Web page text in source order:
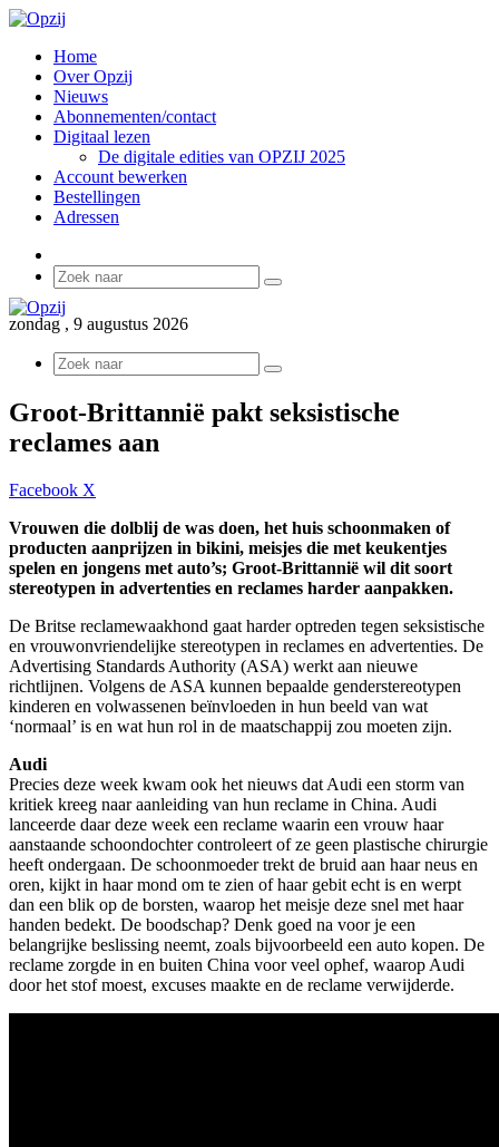
Home
Over Opzij
Nieuws
Abonnementen/contact
Digitaal lezen
De digitale edities van OPZIJ 2025
Account bewerken
Bestellingen
Adressen
Zoek
zondag , 9 augustus 2026
Zoek
Groot-Brittannië pakt seksistische
reclames aan
Facebook X
email
Vrouwen die dolblij de was doen, het huis schoonmaken of
producten aanprijzen in bikini, meisjes die met keukentjes
spelen en jongens met auto’s; Groot-Brittannië wil dit soort
stereotypen in advertenties en reclames harder aanpakken.
De Britse reclamewaakhond gaat harder optreden tegen seksistische
en vrouwonvriendelijke stereotypen in reclames en advertenties. De
Advertising Standards Authority (ASA) werkt aan nieuwe
richtlijnen. Volgens de ASA kunnen bepaalde genderstereotypen
kinderen en volwassenen beïnvloeden in hun beeld van wat
‘normaal’ is en wat hun rol in de maatschappij zou moeten zijn.
Audi
Precies deze week kwam ook het nieuws dat Audi een storm van
kritiek kreeg naar aanleiding van hun reclame in China. Audi
lanceerde daar deze week een reclame waarin een vrouw haar
aanstaande schoondochter controleert of ze geen plastische chirurgie
heeft ondergaan. De schoonmoeder trekt de bruid aan haar neus en
oren, kijkt in haar mond om te zien of haar gebit echt is en werpt
dan een blik op de borsten, waarop het meisje deze snel met haar
handen bedekt. De boodschap? Denk goed na voor je een
belangrijke beslissing neemt, zoals bijvoorbeeld een auto kopen. De
reclame zorgde in en buiten China voor veel ophef, waarop Audi
door het stof moest, excuses maakte en de reclame verwijderde.